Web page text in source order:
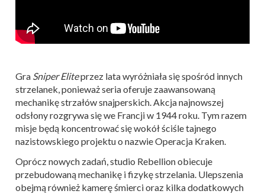
Gra Sniper Eliteprzez lata wyróżniała się spośród innych
strzelanek, ponieważ seria oferuje zaawansowaną
mechanikę strzałów snajperskich. Akcja najnowszej
odsłony rozgrywa się we Francji w 1944 roku. Tym razem
misje będą koncentrować się wokół ściśle tajnego
nazistowskiego projektu o nazwie Operacja Kraken.
Oprócz nowych zadań, studio Rebellion obiecuje
przebudowaną mechanikę i fizykę strzelania. Ulepszenia
obejmą również kamerę śmierci oraz kilka dodatkowych